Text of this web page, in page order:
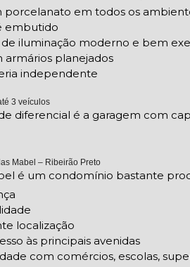
porcelanato em todos os
embutido
iluminação moderno e bem
armários planejados
independente
3 veículos
diferencial é a garagem com
Mabel – Ribeirão Preto
é um condomínio bastante
localização
às principais avenidas
com comércios, escolas,